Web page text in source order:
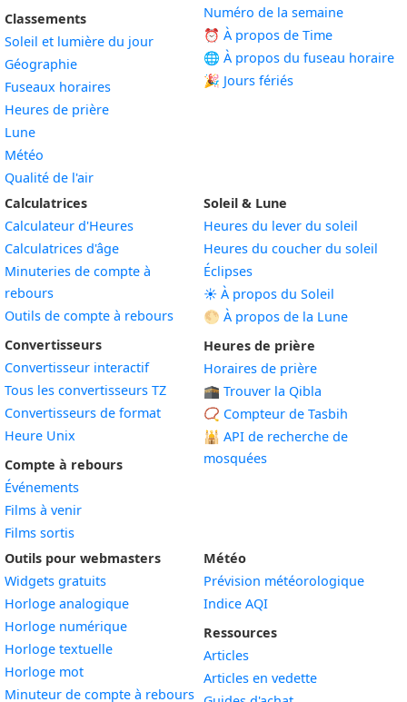
Classements
Soleil et lumière du jour
Géographie
Fuseaux horaires
Heures de prière
Lune
Météo
Qualité de l'air
Numéro de la semaine
⏰ À propos de Time
🌐 À propos du fuseau horaire
🎉 Jours fériés
Calculatrices
Calculateur d'Heures
Calculatrices d'âge
Minuteries de compte à
rebours
Outils de compte à rebours
Convertisseurs
Convertisseur interactif
Tous les convertisseurs TZ
Convertisseurs de format
Heure Unix
Compte à rebours
Événements
Films à venir
Films sortis
Soleil & Lune
Heures du lever du soleil
Heures du coucher du soleil
Éclipses
☀️ À propos du Soleil
🌕 À propos de la Lune
Heures de prière
Horaires de prière
🕋 Trouver la Qibla
📿 Compteur de Tasbih
🕌 API de recherche de
mosquées
Outils pour webmasters
Widgets gratuits
Horloge analogiqueWidget
Horloge numériqueWidget
Horloge textuelleWidget
Horloge motWidget
Minuteur de compte à rebours Widget
Météo
Prévision météorologique
Indice AQI
Ressources
Articles
Articles en vedette